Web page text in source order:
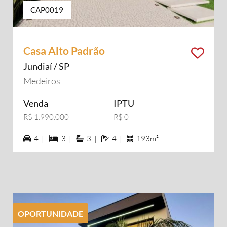
CAP0019
Casa Alto Padrão
Jundiaí / SP
Medeiros
Venda
R$ 1.990.000
IPTU
R$ 0
4 vagas na garagem
4 | 3 dormiórios
3 | 3 suítes
3 | 4 banheiros
4 | 193m²
OPORTUNIDADE